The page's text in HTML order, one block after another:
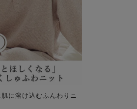
に溶け込むふんわりニ